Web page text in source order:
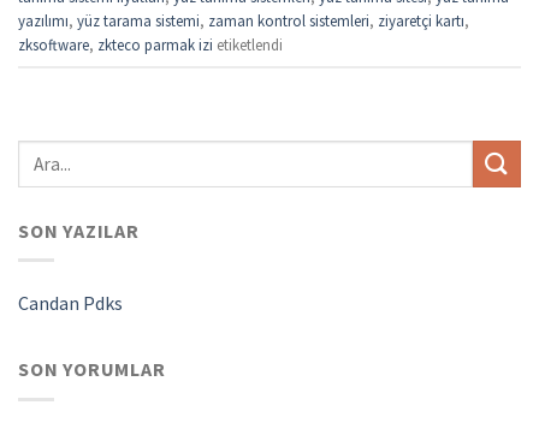
yazılımı, yüz tarama sistemi, zaman kontrol sistemleri, ziyaretçi kartı,
zksoftware, zkteco parmak izi etiketlendi
SON YAZILAR
Candan Pdks
SON YORUMLAR